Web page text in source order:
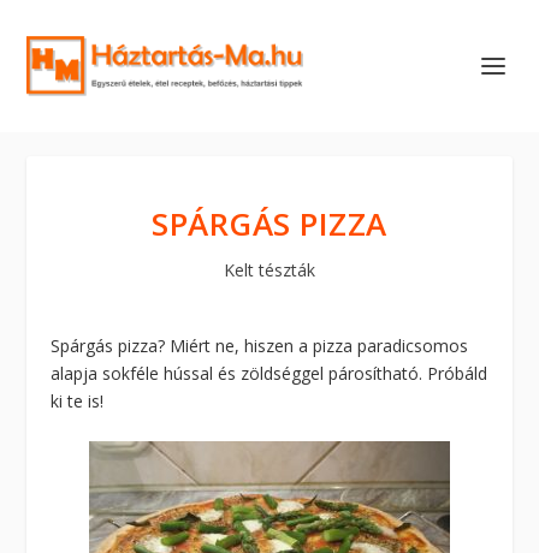
SPÁRGÁS PIZZA
Kelt tészták
Spárgás pizza? Miért ne, hiszen a pizza paradicsomos
alapja sokféle hússal és zöldséggel párosítható. Próbáld
ki te is!